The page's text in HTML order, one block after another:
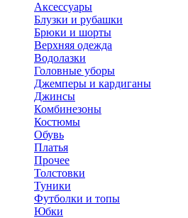
Аксессуары
Блузки и рубашки
Брюки и шорты
Верхняя одежда
Водолазки
Головные уборы
Джемперы и кардиганы
Джинсы
Комбинезоны
Костюмы
Обувь
Платья
Прочее
Толстовки
Туники
Футболки и топы
Юбки